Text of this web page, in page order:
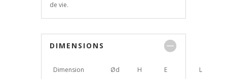
de vie.
DIMENSIONS
Dimension Ød H E L